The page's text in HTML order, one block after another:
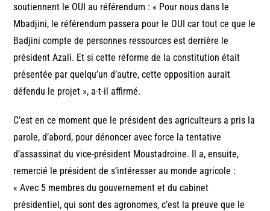
soutiennent le OUI au référendum : « Pour nous dans le
Mbadjini, le référendum passera pour le OUI car tout ce que le
Badjini compte de personnes ressources est derrière le
président Azali. Et si cette réforme de la constitution était
présentée par quelqu’un d’autre, cette opposition aurait
défendu le projet », a-t-il affirmé.
C’est en ce moment que le président des agriculteurs a pris la
parole, d’abord, pour dénoncer avec force la tentative
d’assassinat du vice-président Moustadroine. Il a, ensuite,
remercié le président de s’intéresser au monde agricole :
« Avec 5 membres du gouvernement et du cabinet
présidentiel, qui sont des agronomes, c’est la preuve que le